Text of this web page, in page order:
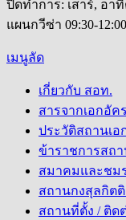
ปิดทำการ: เสาร์, อ
แผนกวีซ่า 09:30-12:00
เมนูลัด
เกี่ยวกับ สอท.
สารจากเอกอัค
ประวัติสถานเ
ข้าราชการสถ
สมาคมและชม
สถานกงสุลกิต
สถานที่ตั้ง / ติด